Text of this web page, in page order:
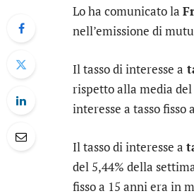
Lo ha comunicato la
nell’emissione di
Il tasso di interesse a
rispetto alla media del
interesse a tasso fisso
Il tasso di interesse a
del 5,44% della
fisso a 15 anni era in